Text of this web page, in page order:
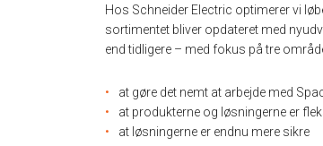
Hos Schneider Electric optimerer vi
sortimentet bliver opdateret med
end tidligere – med fokus på tre
at gøre det nemt at arbejde med
at produkterne og løsningerne er
at løsningerne er endnu mere sikre